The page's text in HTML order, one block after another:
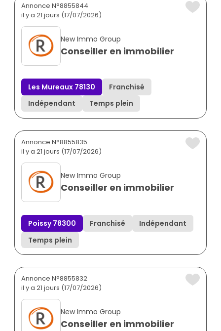
Annonce N°8855844
il y a 21 jours (17/07/2026)
New Immo Group
Conseiller en immobilier
Les Mureaux 78130
Franchisé
Indépendant
Temps plein
Annonce N°8855835
il y a 21 jours (17/07/2026)
New Immo Group
Conseiller en immobilier
Poissy 78300 Franchisé
Indépendant
Temps plein
Annonce N°8855832
il y a 21 jours (17/07/2026)
New Immo Group
Conseiller en immobilier